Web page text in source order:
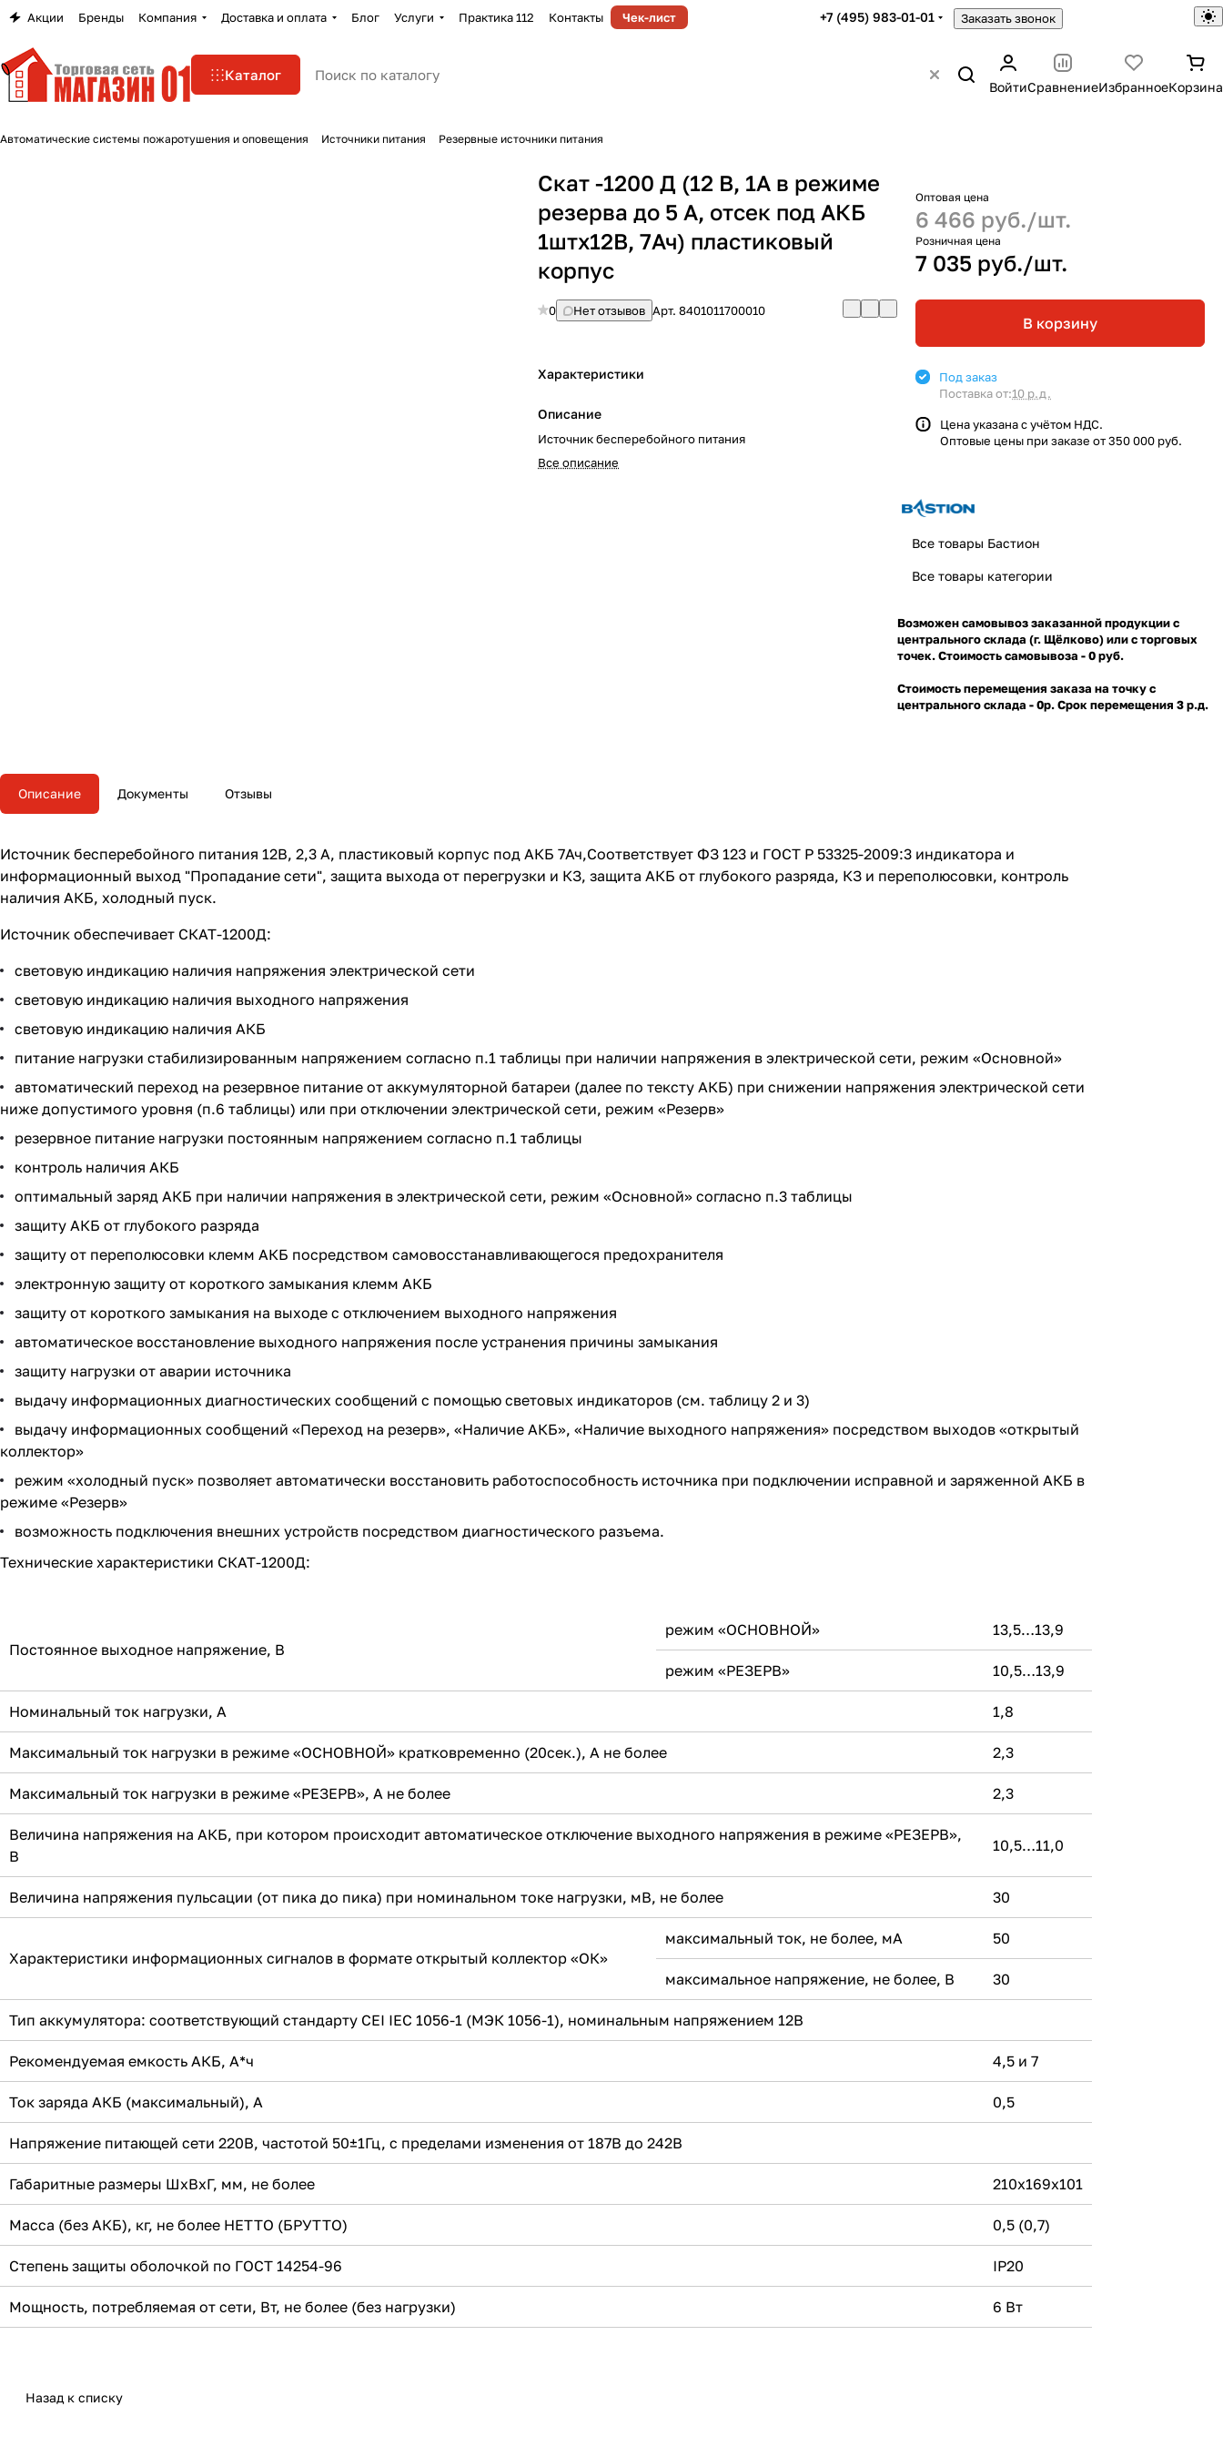
Акции Бренды Компания Доставка и оплата Блог Услуги Практика 112 Контакты Чек-лист +7 (495) 983-01-01 Заказать звонок
Каталог
ВойтиСравнениеИзбранноеКорзина
Автоматические системы пожаротушения и оповещения Источники питания Резервные источники питания
Скат -1200 Д (12 В, 1А в режиме
резерва до 5 А, отсек под АКБ
1штх12В, 7Ач) пластиковый
корпус
0 Нет отзывов Арт.8401011700010
Характеристики
Описание
Источник бесперебойного питания
Все описание
Оптовая цена
6 466 руб./шт.
Розничная цена
7 035 руб./шт.
В корзину
Под заказ
Поставка от:10 р.д.
Цена указана с учётом НДС.
Оптовые цены при заказе от 350 000 руб.
Все товары Бастион
Все товары категории
Возможен самовывоз заказанной продукции с
центрального склада (г. Щёлково) или с торговых
точек. Стоимость самовывоза - 0 руб.
Стоимость перемещения заказа на точку с
центрального склада - 0р. Срок перемещения 3 р.д.
Описание Документы Отзывы
Источник бесперебойного питания 12В, 2,3 А, пластиковый корпус под АКБ 7Ач,Соответствует ФЗ 123 и ГОСТ Р 53325-2009:3 индикатора и
информационный выход "Пропадание сети", защита выхода от перегрузки и КЗ, защита АКБ от глубокого разряда, КЗ и переполюсовки, контроль
наличия АКБ, холодный пуск.
Источник обеспечивает СКАТ-1200Д:
световую индикацию наличия напряжения электрической сети
световую индикацию наличия выходного напряжения
световую индикацию наличия АКБ
питание нагрузки стабилизированным напряжением согласно п.1 таблицы при наличии напряжения в электрической сети, режим «Основной»
автоматический переход на резервное питание от аккумуляторной батареи (далее по тексту АКБ) при снижении напряжения электрической сети
ниже допустимого уровня (п.6 таблицы) или при отключении электрической сети, режим «Резерв»
резервное питание нагрузки постоянным напряжением согласно п.1 таблицы
контроль наличия АКБ
оптимальный заряд АКБ при наличии напряжения в электрической сети, режим «Основной» согласно п.3 таблицы
защиту АКБ от глубокого разряда
защиту от переполюсовки клемм АКБ посредством самовосстанавливающегося предохранителя
электронную защиту от короткого замыкания клемм АКБ
защиту от короткого замыкания на выходе с отключением выходного напряжения
автоматическое восстановление выходного напряжения после устранения причины замыкания
защиту нагрузки от аварии источника
выдачу информационных диагностических сообщений с помощью световых индикаторов (см. таблицу 2 и 3)
выдачу информационных сообщений «Переход на резерв», «Наличие АКБ», «Наличие выходного напряжения» посредством выходов «открытый
коллектор»
режим «холодный пуск» позволяет автоматически восстановить работоспособность источника при подключении исправной и заряженной АКБ в
режиме «Резерв»
возможность подключения внешних устройств посредством диагностического разъема.
Технические характеристики СКАТ-1200Д:
Постоянное выходное напряжение, В
режим «ОСНОВНОЙ» 13,5…13,9
режим «РЕЗЕРВ» 10,5…13,9
Номинальный ток нагрузки, А 1,8
Максимальный ток нагрузки в режиме «ОСНОВНОЙ» кратковременно (20сек.), А не более 2,3
Максимальный ток нагрузки в режиме «РЕЗЕРВ», А не более 2,3
Величина напряжения на АКБ, при котором происходит автоматическое отключение выходного напряжения в режиме «РЕЗЕРВ»,
В
10,5…11,0
Величина напряжения пульсации (от пика до пика) при номинальном токе нагрузки, мВ, не более 30
Характеристики информационных сигналов в формате открытый коллектор «ОК»
максимальный ток, не более, мA 50
максимальное напряжение, не более, В 30
Тип аккумулятора: соответствующий стандарту CEI IEC 1056-1 (МЭК 1056-1), номинальным напряжением 12В
Рекомендуемая емкость АКБ, А*ч 4,5 и 7
Ток заряда АКБ (максимальный), А 0,5
Напряжение питающей сети 220В, частотой 50±1Гц, с пределами изменения от 187В до 242В
Габаритные размеры ШхВхГ, мм, не более 210x169x101
Масса (без АКБ), кг, не более НЕТТО (БРУТТО) 0,5 (0,7)
Степень защиты оболочкой по ГОСТ 14254-96 IP20
Мощность, потребляемая от сети, Вт, не более (без нагрузки) 6 Вт
Назад к списку